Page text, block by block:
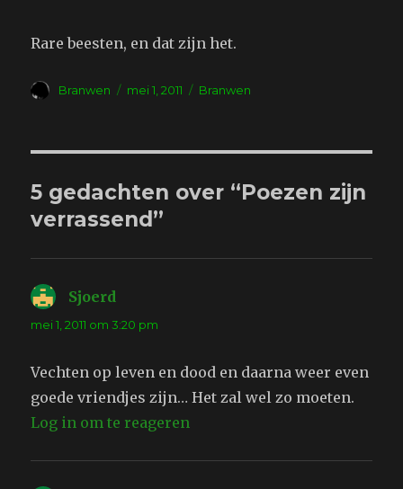
Rare beesten, en dat zijn het.
Auteur
Branwen
Geplaatst
mei 1, 2011 Tags
Branwen
5 gedachten over “Poezen zijn
verrassend”
Sjoerd
mei 1, 2011 om 3:20 pm
Vechten op leven en dood en daarna weer even
goede vriendjes zijn… Het zal wel zo moeten.
Log in om te reageren